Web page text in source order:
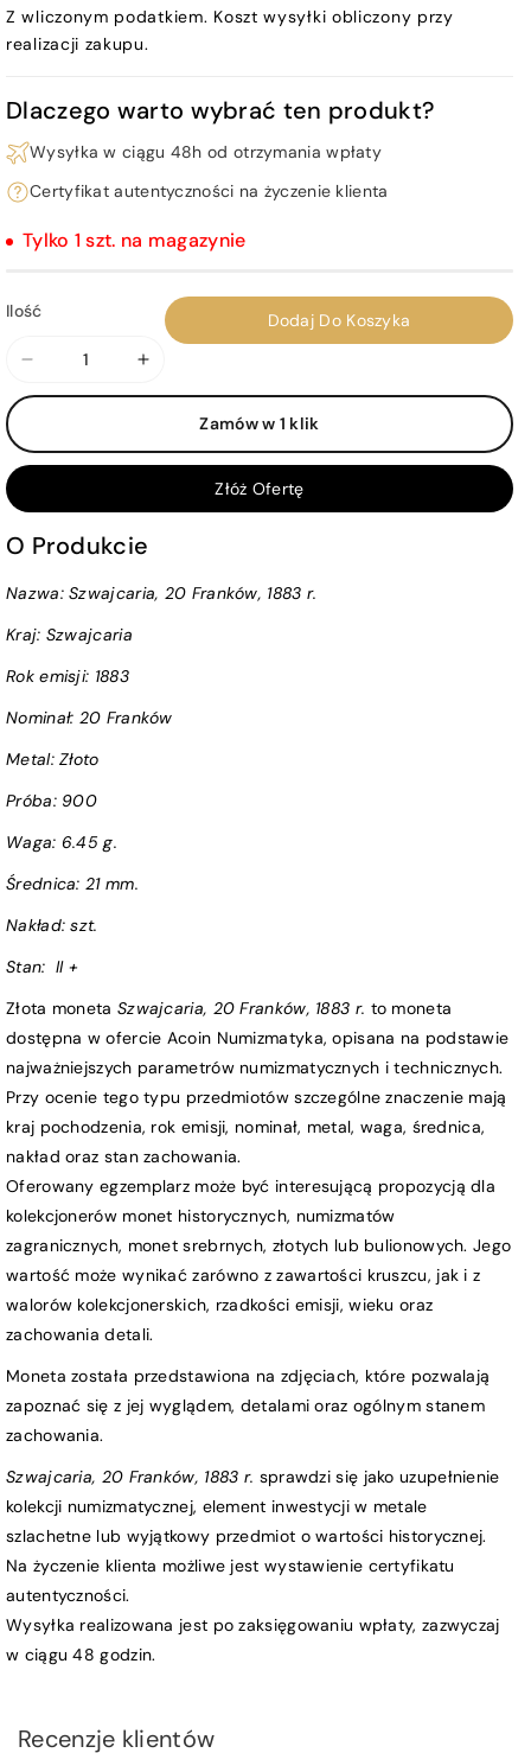
Z wliczonym podatkiem. Koszt wysyłki obliczony przy
realizacji zakupu.
Dlaczego warto wybrać ten produkt?
Wysyłka w ciągu 48h od otrzymania wpłaty
Certyfikat autentyczności na życzenie klienta
Tylko 1 szt. na magazynie
Ilość
Zmniejsz
ilość
Szwajcaria,
Franków,
1883
Zwiększ
ilość
Szwajcaria,
Franków,
1883
Dodaj Do Koszyka
Zamów w 1 klik
Złóż Ofertę
O Produkcie
Nazwa: Szwajcaria, 20 Franków, 1883 r.
Kraj: Szwajcaria
Rok emisji: 1883
Nominał: 20 Franków
Metal: Złoto
Próba: 900
Waga: 6.45 g.
Średnica: 21 mm.
Nakład: szt.
Stan: II +
Złota moneta Szwajcaria, 20 Franków, 1883 r. to moneta
dostępna w ofercie Acoin Numizmatyka, opisana na podstawie
najważniejszych parametrów numizmatycznych i technicznych.
Przy ocenie tego typu przedmiotów szczególne znaczenie mają
kraj pochodzenia, rok emisji, nominał, metal, waga, średnica,
nakład oraz stan zachowania.
Oferowany egzemplarz może być interesującą propozycją dla
kolekcjonerów monet historycznych, numizmatów
zagranicznych, monet srebrnych, złotych lub bulionowych. Jego
wartość może wynikać zarówno z zawartości kruszcu, jak i z
walorów kolekcjonerskich, rzadkości emisji, wieku oraz
zachowania detali.
Moneta została przedstawiona na zdjęciach, które pozwalają
zapoznać się z jej wyglądem, detalami oraz ogólnym stanem
zachowania.
Szwajcaria, 20 Franków, 1883 r. sprawdzi się jako uzupełnienie
kolekcji numizmatycznej, element inwestycji w metale
szlachetne lub wyjątkowy przedmiot o wartości historycznej.
Na życzenie klienta możliwe jest wystawienie certyfikatu
autentyczności.
Wysyłka realizowana jest po zaksięgowaniu wpłaty, zazwyczaj
w ciągu 48 godzin.
Recenzje klientów